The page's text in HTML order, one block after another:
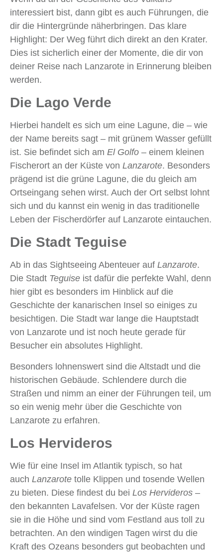
interessiert bist, dann gibt es auch Führungen, die
dir die Hintergründe näherbringen. Das klare
Highlight: Der Weg führt dich direkt an den Krater.
Dies ist sicherlich einer der Momente, die dir von
deiner Reise nach Lanzarote in Erinnerung bleiben
werden.
Die Lago Verde
Hierbei handelt es sich um eine Lagune, die – wie
der Name bereits sagt – mit grünem Wasser gefüllt
ist. Sie befindet sich am El Golfo – einem kleinen
Fischerort an der Küste von Lanzarote. Besonders
prägend ist die grüne Lagune, die du gleich am
Ortseingang sehen wirst. Auch der Ort selbst lohnt
sich und du kannst ein wenig in das traditionelle
Leben der Fischerdörfer auf Lanzarote eintauchen.
Die Stadt Teguise
Ab in das Sightseeing Abenteuer auf Lanzarote.
Die Stadt Teguise ist dafür die perfekte Wahl, denn
hier gibt es besonders im Hinblick auf die
Geschichte der kanarischen Insel so einiges zu
besichtigen. Die Stadt war lange die Hauptstadt
von Lanzarote und ist noch heute gerade für
Besucher ein absolutes Highlight.
Besonders lohnenswert sind die Altstadt und die
historischen Gebäude. Schlendere durch die
Straßen und nimm an einer der Führungen teil, um
so ein wenig mehr über die Geschichte von
Lanzarote zu erfahren.
Los Hervideros
Wie für eine Insel im Atlantik typisch, so hat
auch Lanzarote tolle Klippen und tosende Wellen
zu bieten. Diese findest du bei Los Hervideros –
den bekannten Lavafelsen. Vor der Küste ragen
sie in die Höhe und sind vom Festland aus toll zu
betrachten. An den windigen Tagen wirst du die
Kraft des Ozeans besonders gut beobachten und